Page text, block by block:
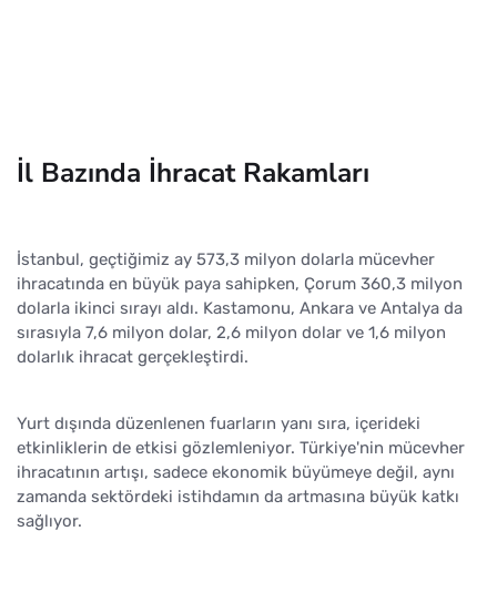
İl Bazında İhracat Rakamları
İstanbul, geçtiğimiz ay 573,3 milyon dolarla mücevher
ihracatında en büyük paya sahipken, Çorum 360,3 milyon
dolarla ikinci sırayı aldı. Kastamonu, Ankara ve Antalya da
sırasıyla 7,6 milyon dolar, 2,6 milyon dolar ve 1,6 milyon
dolarlık ihracat gerçekleştirdi.
Yurt dışında düzenlenen fuarların yanı sıra, içerideki
etkinliklerin de etkisi gözlemleniyor. Türkiye'nin mücevher
ihracatının artışı, sadece ekonomik büyümeye değil, aynı
zamanda sektördeki istihdamın da artmasına büyük katkı
sağlıyor.